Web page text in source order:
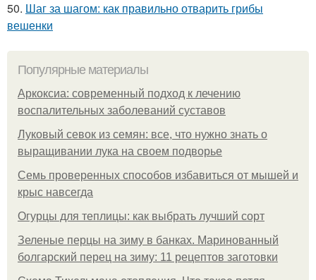
50. Шаг за шагом: как правильно отварить грибы
вешенки
Популярные материалы
Аркоксиа: современный подход к лечению
воспалительных заболеваний суставов
Луковый севок из семян: все, что нужно знать о
выращивании лука на своем подворье
Семь проверенных способов избавиться от мышей и
крыс навсегда
Огурцы для теплицы: как выбрать лучший сорт
Зеленые перцы на зиму в банках. Маринованный
болгарский перец на зиму: 11 рецептов заготовки